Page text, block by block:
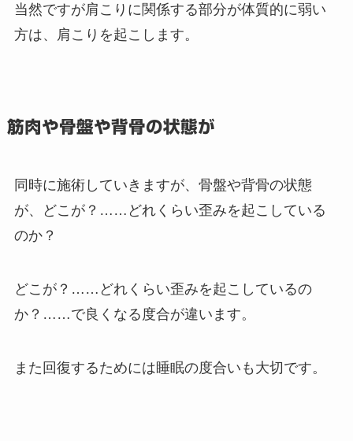
当然ですが肩こりに関係する部分が体質的に弱い
方は、肩こりを起こします。
筋肉や骨盤や背骨の状態が
同時に施術していきますが、骨盤や背骨の状態
が、どこが？……どれくらい歪みを起こしている
のか？
どこが？……どれくらい歪みを起こしているの
か？……で良くなる度合が違います。
また回復するためには睡眠の度合いも大切です。